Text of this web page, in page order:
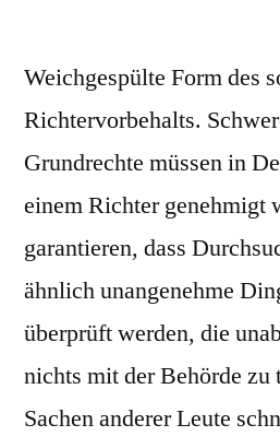
Weichgespülte Form des
Richtervorbehalts.
Grundrechte müssen in
einem Richter genehmigt
garantieren, dass
ähnlich unangenehme
überprüft werden, die
nichts mit der Behörde zu
Sachen anderer Leute